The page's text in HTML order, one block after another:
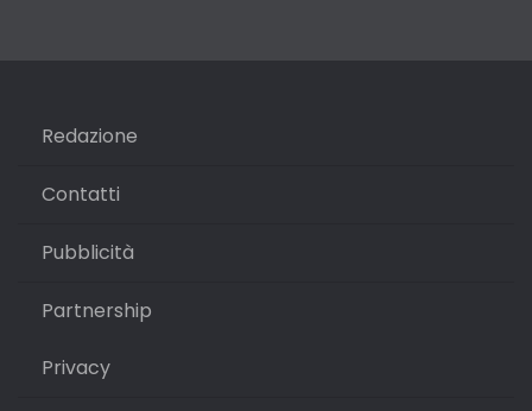
Redazione
Contatti
Pubblicità
Partnership
Privacy